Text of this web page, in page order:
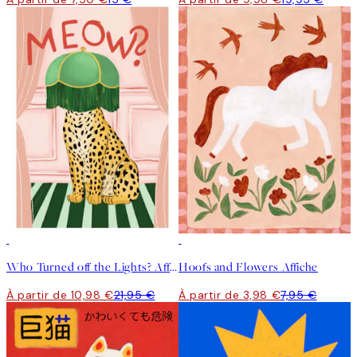
Who Turned off the Lights? Affiche
À partir de 10,98 €21,95 €
Hoofs and Flowers Affiche
À partir de 3,98 €7,95 €